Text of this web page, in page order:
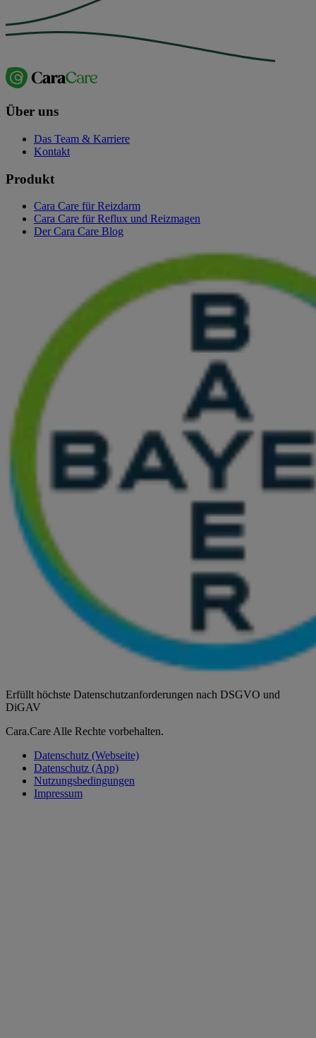
Über uns
Das Team & Karriere
Kontakt
Produkt
Cara Care für Reizdarm
Cara Care für Reflux und Reizmagen
Der Cara Care Blog
Erfüllt höchste Datenschutzanforderungen nach DSGVO und
DiGAV
Cara.Care Alle Rechte vorbehalten.
Datenschutz (Webseite)
Datenschutz (App)
Nutzungsbedingungen
Impressum